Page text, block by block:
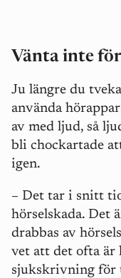
Vänta inte
Ju längre du
använda
av med ljud, så
bli chockartade
igen.
– Det tar i snitt
hörselskada. Det
drabbas av
vet att det ofta är
sjukskrivning för